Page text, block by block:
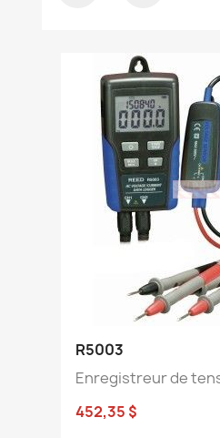
R5003
Enregistreur de
452,35 $